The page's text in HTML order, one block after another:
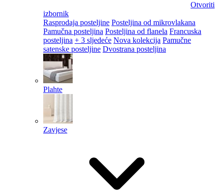
Otvoriti
izbornik
Rasprodaja posteljine Posteljina od mikrovlakana
Pamučna posteljina Posteljina od flanela Francuska
posteljina + 3 sljedeće Nova kolekcija Pamučne
satenske posteljine Dvostrana posteljina
Plahte
Zavjese